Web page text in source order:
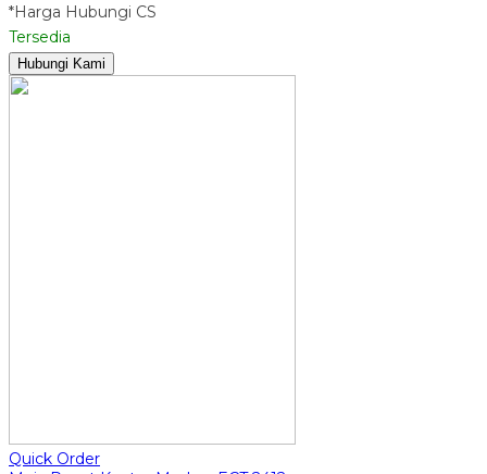
*Harga Hubungi CS
Tersedia
Hubungi Kami
Quick Order